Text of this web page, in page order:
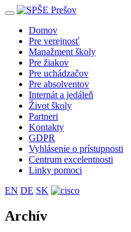
Toggle
navigationDomov
Pre verejnosť
Manažment školy
Pre žiakov
Pre uchádzačov
Pre absolventov
Internát a jedáleň
Život školy
Partneri
Kontakty
GDPR
Vyhlásenie o prístupnosti
Centrum excelentnosti
Linky pomoci
EN DE SK
Archív